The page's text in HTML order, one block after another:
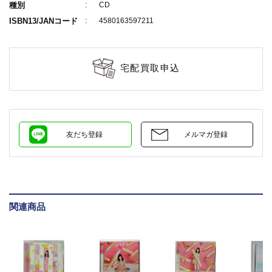
種別 CD
ISBN13/JANコード 4580163597211
宅配買取申込
友だち登録 メルマガ登録
関連商品